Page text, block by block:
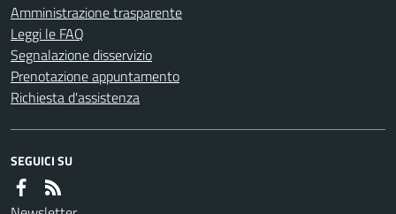
Amministrazione trasparente
Leggi le FAQ
Segnalazione disservizio
Prenotazione appuntamento
Richiesta d'assistenza
SEGUICI SU